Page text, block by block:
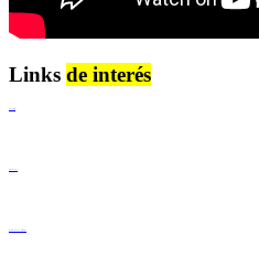
Links de interés